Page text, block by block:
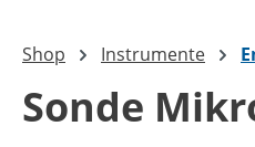
Shop Instrumente
Sonde